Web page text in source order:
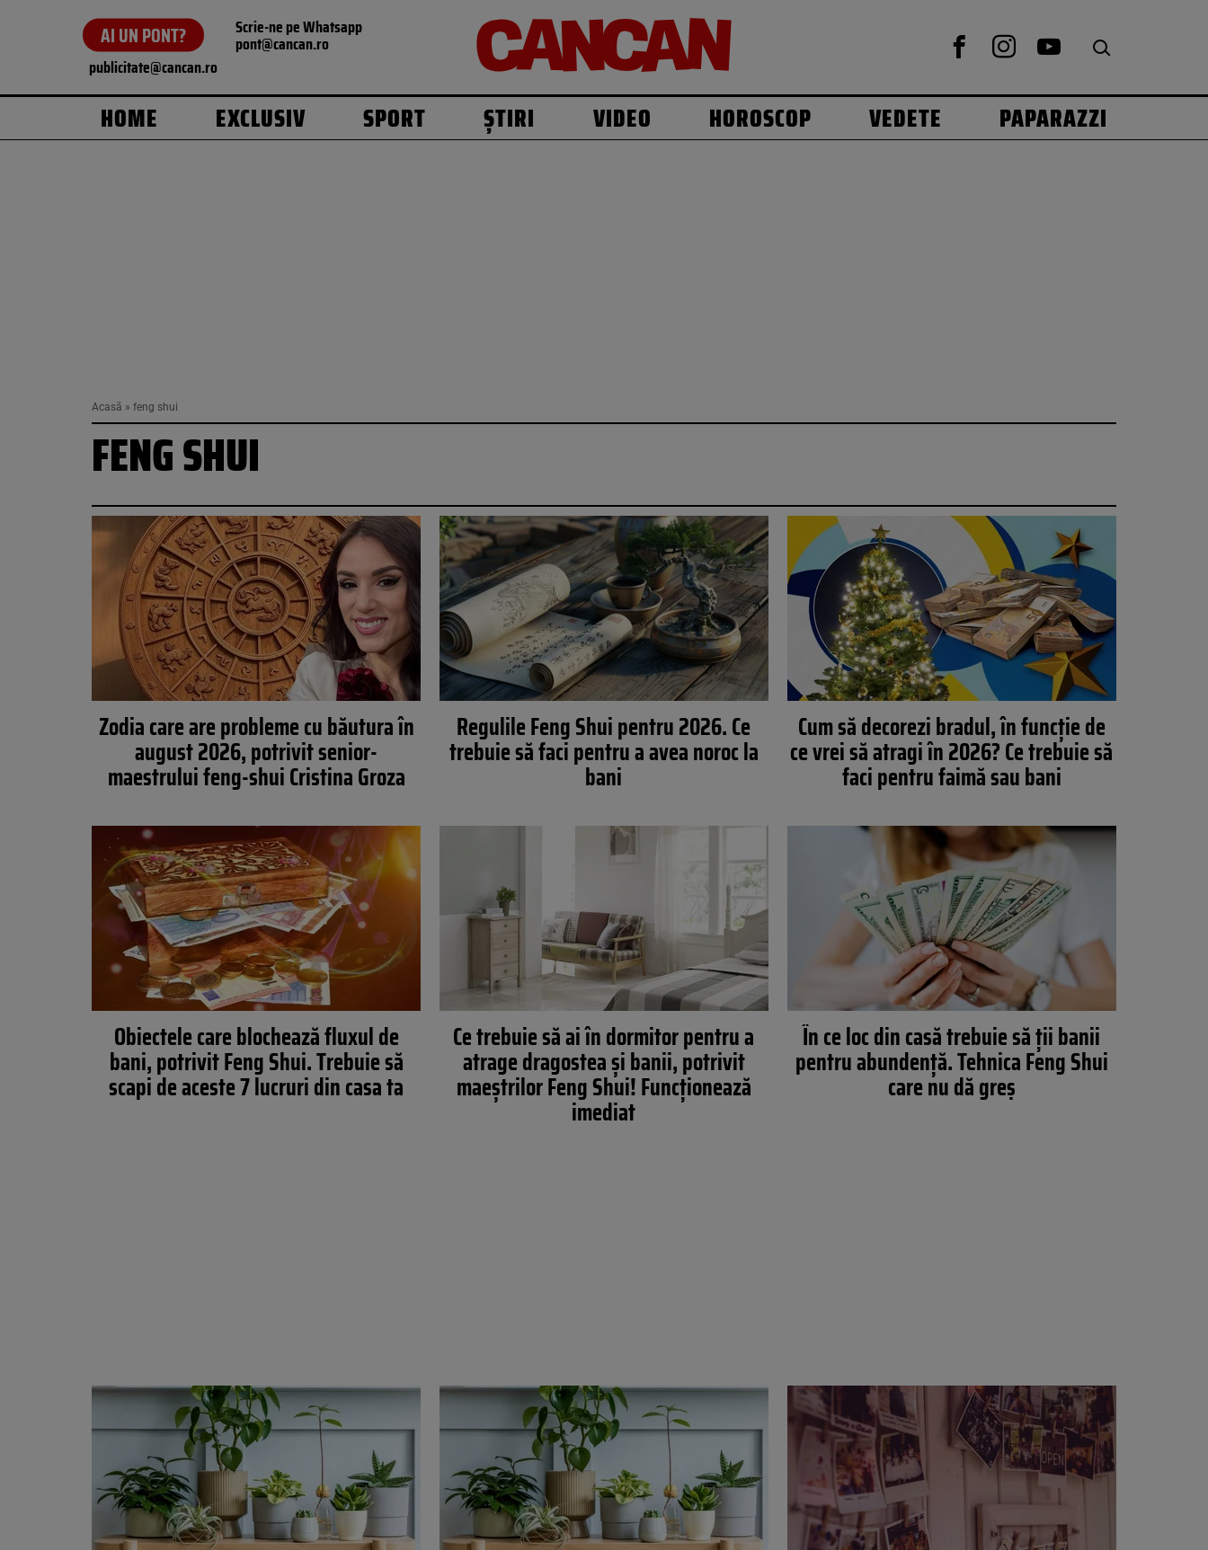
AI UN PONT? Scrie-ne pe Whatsapp
pont@cancan.ro
publicitate@cancan.ro
HOME EXCLUSIV SPORT ȘTIRI VIDEO HOROSCOP VEDETE PAPARAZZI
Acasă » feng shui
FENG SHUI
Zodia care are probleme cu băutura în
august 2026, potrivit senior-
maestrului feng-shui Cristina Groza
Regulile Feng Shui pentru 2026. Ce
trebuie să faci pentru a avea noroc la
bani
Cum să decorezi bradul, în funcție de
ce vrei să atragi în 2026? Ce trebuie să
faci pentru faimă sau bani
Obiectele care blochează fluxul de
bani, potrivit Feng Shui. Trebuie să
scapi de aceste 7 lucruri din casa ta
Ce trebuie să ai în dormitor pentru a
atrage dragostea și banii, potrivit
maeștrilor Feng Shui! Funcționează
imediat
În ce loc din casă trebuie să ții banii
pentru abundență. Tehnica Feng Shui
care nu dă greș